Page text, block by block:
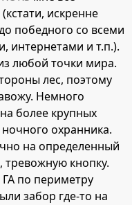
искренне
победного со всеми
и т.п.).
любой точки мира.
лес, поэтому
Немного
более крупных
охранника.
на определенный
тревожную кнопку.
по периметру
забор где-то на